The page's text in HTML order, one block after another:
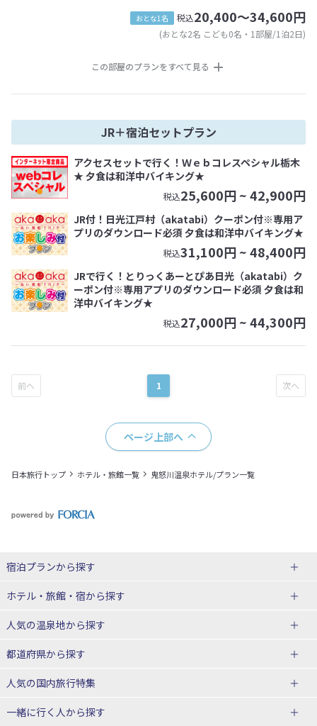
おとな1名 税込20,400～34,600円
(おとな2名 こども0名・1部屋/1泊2日)
この部屋のプランをすべて見る
JR＋宿泊セットプラン
アクセスセットで行く！Ｗｅｂコレスペシャル栃木
★ 夕食は和洋中バイキング★
税込25,600円 ~42,900円
JR付！日光江戸村（akatabi）クーポン付※専用ア
プリのダウンロード必須 夕食は和洋中バイキング★
税込31,100円 ~48,400円
JRで行く！とりっくあーとぴあ日光（akatabi）ク
ーポン付※専用アプリのダウンロード必須 夕食は和
洋中バイキング★
税込27,000円 ~44,300円
1
ページ上部へ
日本旅行トップ ホテル・旅館一覧 鬼怒川温泉ホテル/プラン一覧
宿泊プランから探す
北海道
東北
青森県
宮城県
山形県
ホテル・旅館・宿から探す
北海道ホテル・旅館
青森県ホテル・旅館
宮城県ホテル・旅館
人気の温泉地から探す
北海道
湯の川温泉(北海道)
十勝川温泉(北海道)
都道府県から探す
北海道旅行・ツアー
人気の国内旅行特集
東京ディズニーリゾート®への旅
ユニバーサル・スタジオ・ジャパ
一緒に行く人から探す